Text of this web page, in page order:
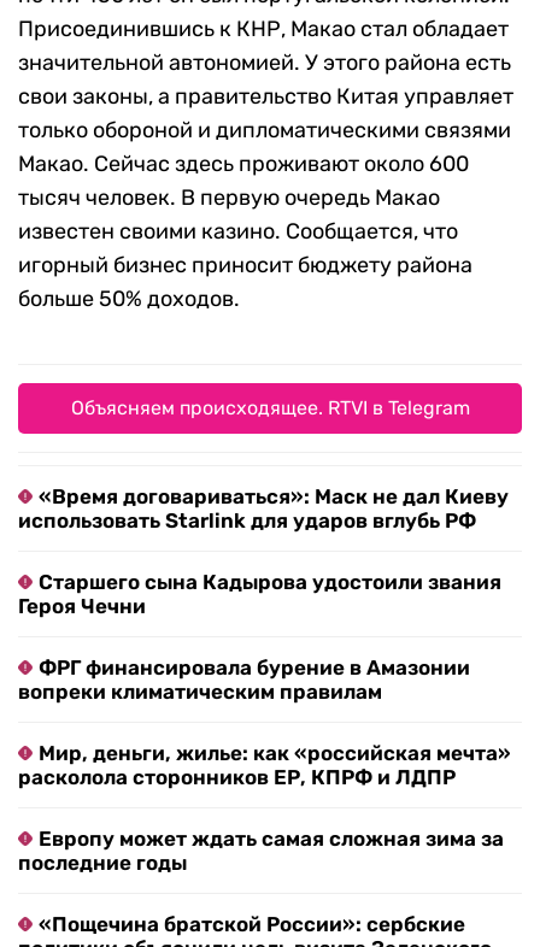
Присоединившись к КНР, Макао стал обладает
значительной автономией. У этого района есть
свои законы, а правительство Китая управляет
только обороной и дипломатическими связями
Макао. Сейчас здесь проживают около 600
тысяч человек. В первую очередь Макао
известен своими казино. Сообщается, что
игорный бизнес приносит бюджету района
больше 50% доходов.
Объясняем происходящее. RTVI в Telegram
«Время договариваться»: Маск не дал Киеву
использовать Starlink для ударов вглубь РФ
Старшего сына Кадырова удостоили звания
Героя Чечни
ФРГ финансировала бурение в Амазонии
вопреки климатическим правилам
Мир, деньги, жилье: как «российская мечта»
расколола сторонников ЕР, КПРФ и ЛДПР
Европу может ждать самая сложная зима за
последние годы
«Пощечина братской России»: сербские